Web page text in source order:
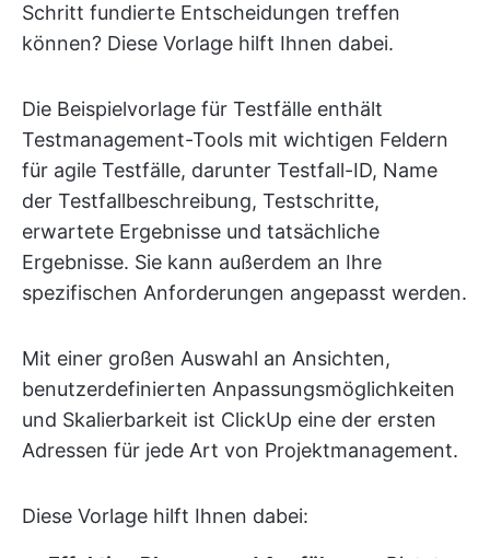
Schritt fundierte Entscheidungen treffen
können? Diese Vorlage hilft Ihnen dabei.
Die Beispielvorlage für Testfälle enthält
Testmanagement-Tools mit wichtigen Feldern
für agile Testfälle, darunter Testfall-ID, Name
der Testfallbeschreibung, Testschritte,
erwartete Ergebnisse und tatsächliche
Ergebnisse. Sie kann außerdem an Ihre
spezifischen Anforderungen angepasst werden.
Mit einer großen Auswahl an Ansichten,
benutzerdefinierten Anpassungsmöglichkeiten
und Skalierbarkeit ist ClickUp eine der ersten
Adressen für jede Art von Projektmanagement.
Diese Vorlage hilft Ihnen dabei: